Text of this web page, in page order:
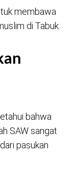
membawa
di Tabuk.
bahwa
SAW sangat
pasukan